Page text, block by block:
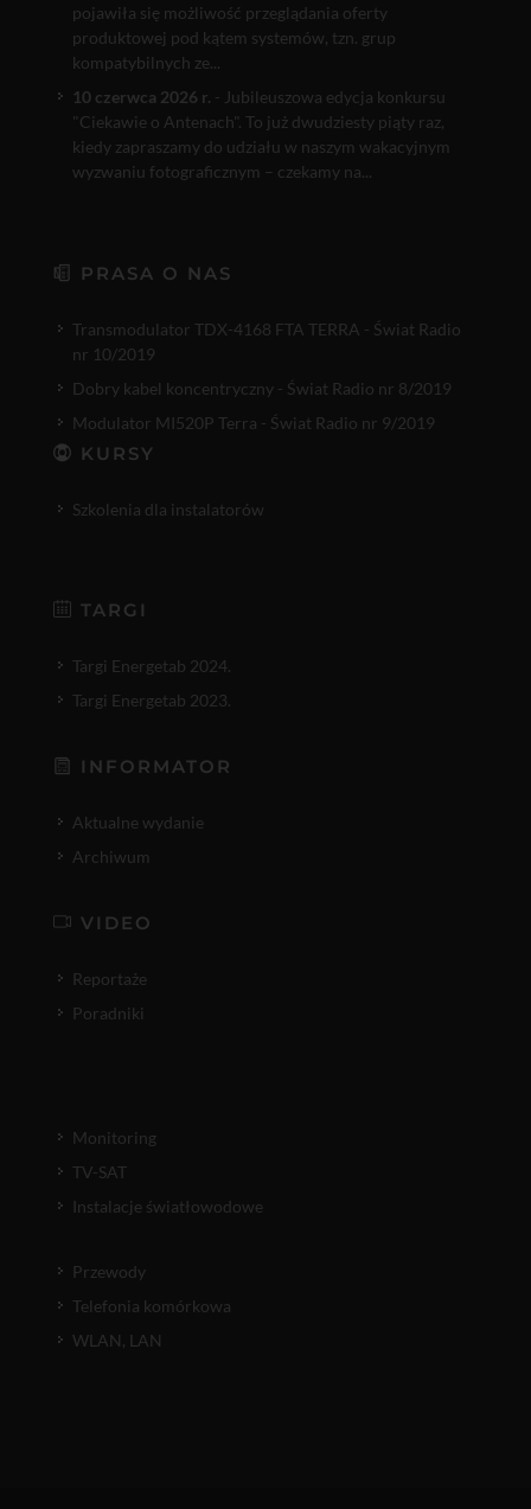
pojawiła się możliwość przeglądania oferty
produktowej pod kątem systemów, tzn. grup
kompatybilnych ze...
10 czerwca 2026 r. - Jubileuszowa edycja konkursu
"Ciekawie o Antenach". To już dwudziesty piąty raz,
kiedy zapraszamy do udziału w naszym wakacyjnym
wyzwaniu fotograficznym – czekamy na...
PRASA O NAS
Transmodulator TDX-4168 FTA TERRA - Świat Radio
nr 10/2019
Dobry kabel koncentryczny - Świat Radio nr 8/2019
Modulator MI520P Terra - Świat Radio nr 9/2019
KURSY
Szkolenia dla instalatorów
TARGI
Targi Energetab 2024.
Targi Energetab 2023.
INFORMATOR
Aktualne wydanie
Archiwum
VIDEO
Reportaże
Poradniki
Monitoring
TV-SAT
Instalacje światłowodowe
Przewody
Telefonia komórkowa
WLAN, LAN